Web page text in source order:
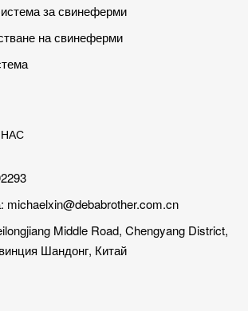
за свинеферми
на свинеферми
michaelxin@debabrother.com.cn
Middle Road, Chengyang District,
Шандонг, Китай